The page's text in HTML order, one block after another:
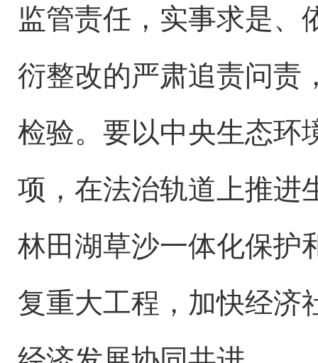
监管责任，实事求是、
衍整改的严肃追责问责
检验。要以中央生态环
项，在法治轨道上推进
林田湖草沙一体化保护
复重大工程，加快经济